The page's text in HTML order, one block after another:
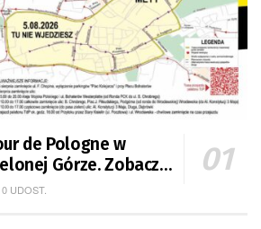
de Pologne w
Górze. Zobacz
w organizacji
0 UDOST.